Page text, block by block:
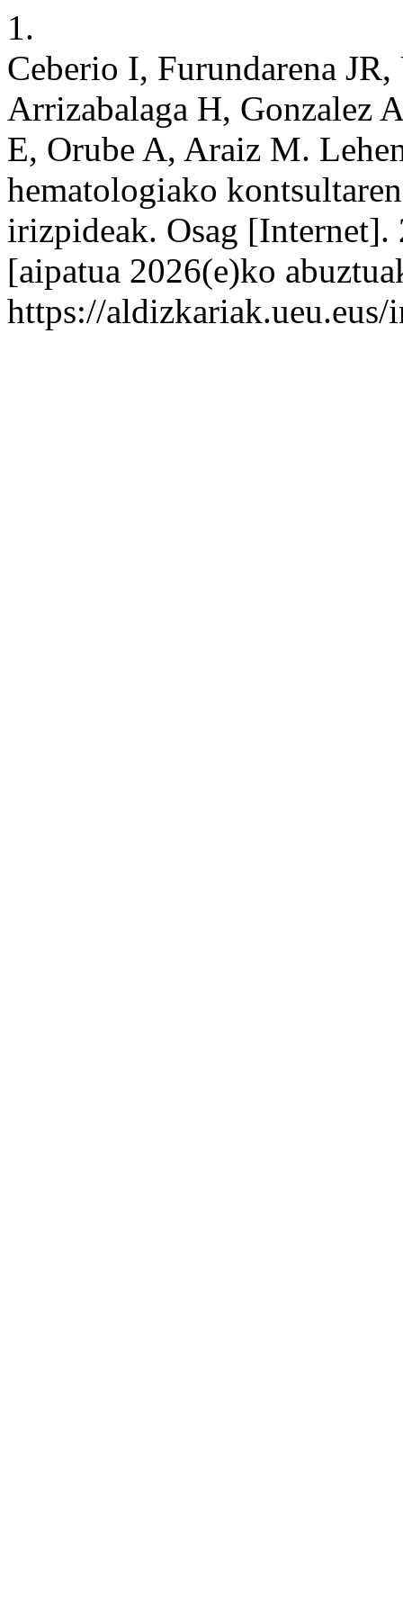
1.
Ceberio I, Furundarena
Arrizabalaga H, Gonzalez
E, Orube A, Araiz M.
hematologiako
irizpideak. Osag [Internet].
[aipatua 2026(e)ko
https://